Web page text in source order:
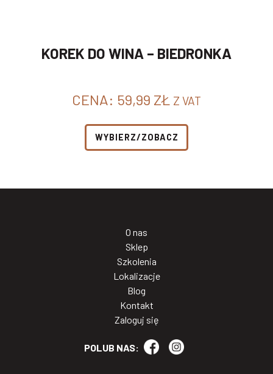
KOREK DO WINA – BIEDRONKA
CENA: 59,99 ZŁ Z VAT
WYBIERZ/ZOBACZ
O nas
Sklep
Szkolenia
Lokalizacje
Blog
Kontakt
Zaloguj się
POLUB NAS: